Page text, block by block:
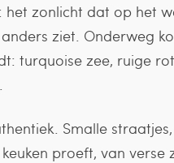
zonlicht dat op het
ziet. Onderweg
turquoise zee, ruige
Smalle
proeft, van verse